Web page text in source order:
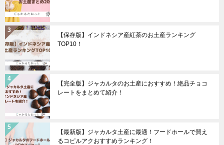
【保存版】インドネシア産紅茶のお土産ランキング
TOP10！
【完全版】ジャカルタのお土産におすすめ！絶品チョコ
レートをまとめて紹介！
【最新版】ジャカルタ土産に最適！フードホールで買え
るコピルアクおすすめランキング！